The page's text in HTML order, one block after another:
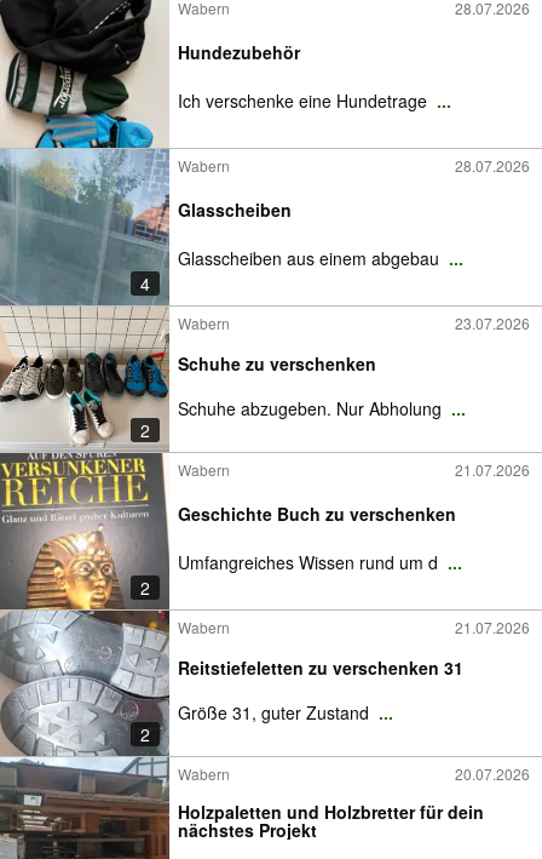
Wabern 28.07.2026
Hundezubehör
Ich verschenke eine Hundetrage ...
4
Wabern 28.07.2026
Glasscheiben
Glasscheiben aus einem abgebau ...
2
Wabern 23.07.2026
Schuhe zu verschenken
Schuhe abzugeben. Nur Abholung ...
2
Wabern 21.07.2026
Geschichte Buch zu verschenken
Umfangreiches Wissen rund um d ...
2
Wabern 21.07.2026
Reitstiefeletten zu verschenken 31
Größe 31, guter Zustand ...
Wabern 20.07.2026
Holzpaletten und Holzbretter für dein
nächstes Projekt